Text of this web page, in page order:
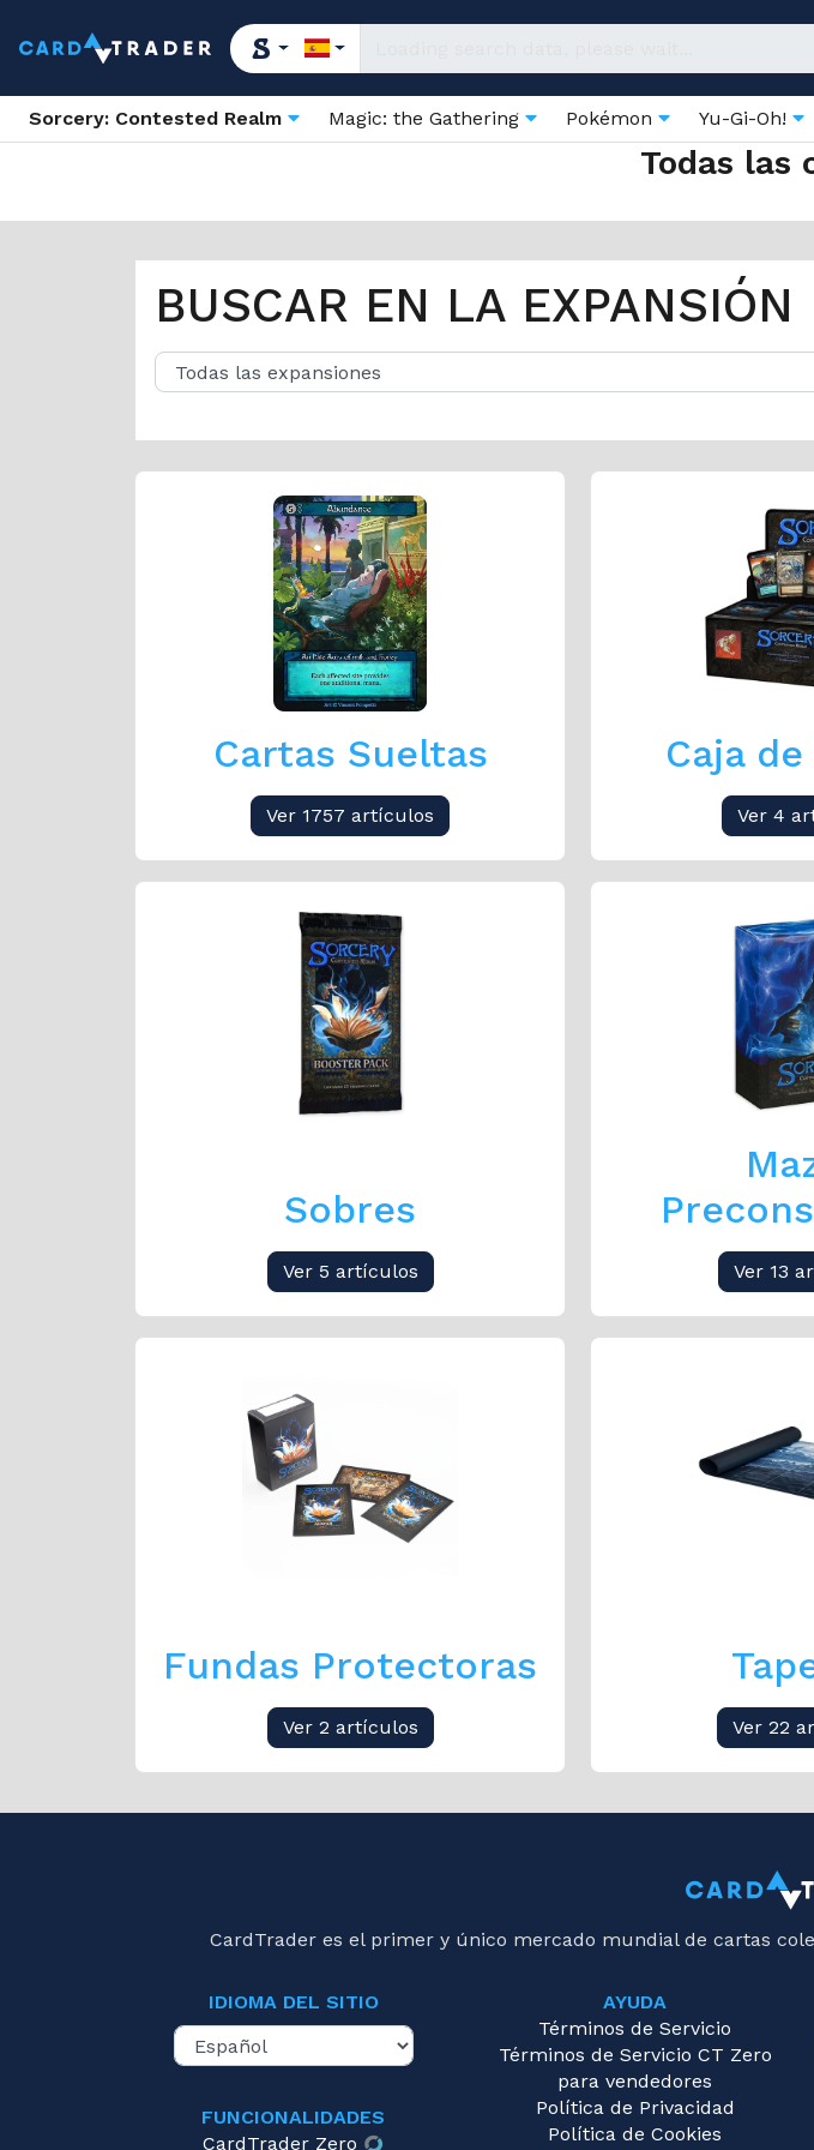
Sorcery: Contested Realm Magic: the Gathering Pokémon Yu-Gi-Oh!
Todas las
BUSCAR EN LA EXPANSIÓN
Cartas Sueltas
Ver 1757 artículos
Caja
Ver 4
Sobres
Ver 5 artículos Ver 13
Fundas Protectoras
Ver 2 artículos Ver 22
CardTrader es el primer y único mercado mundial de cartas
IDIOMA DEL SITIO
FUNCIONALIDADES
CardTrader Zero
AYUDA
Términos de Servicio
Términos de Servicio CT Zero
para vendedores
Política de Privacidad
Política de Cookies